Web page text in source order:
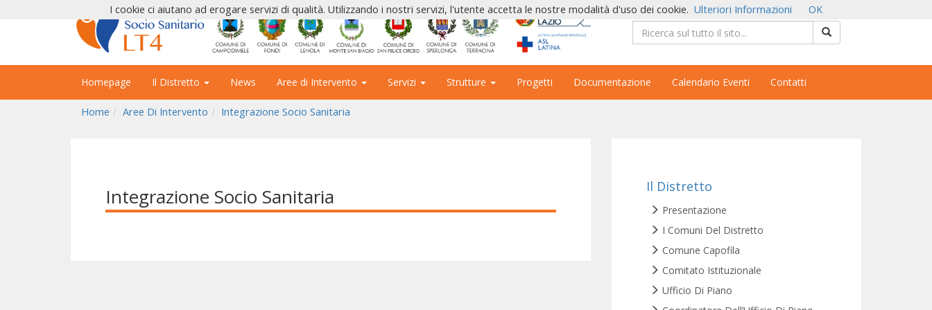
Homepage Il Distretto News Aree di Intervento Servizi Strutture Progetti Documentazione Calendario Eventi Contatti
Home Aree Di Intervento Integrazione Socio Sanitaria
Integrazione Socio Sanitaria Il Distretto
Presentazione
I Comuni Del Distretto
Comune Capofila
Comitato Istituzionale
Ufficio Di Piano
I cookie ci aiutano ad erogare servizi di qualità. Utilizzando i nostri servizi, l'utente accetta le nostre modalità d'uso dei cookie. Ulteriori Informazioni OK